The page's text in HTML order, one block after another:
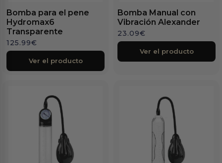
Bomba para el pene
Hydromax6
Transparente
125.99€
Ver el producto
Bomba Manual con
Vibración Alexander
23.09€
Ver el producto